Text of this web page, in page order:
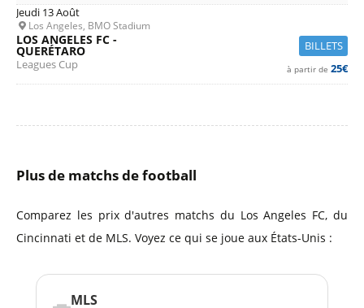
Jeudi 13 Août
Los Angeles, BMO Stadium
BILLETS
LOS ANGELES FC -
QUERÉTARO
Leagues Cup à partir de 25€
Plus de matchs de football
Comparez les prix d'autres matchs du Los Angeles FC, du
Cincinnati et de MLS. Voyez ce qui se joue aux États-Unis :
MLS